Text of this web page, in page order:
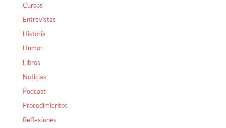
Cursos
Entrevistas
Historia
Humor
Libros
Noticias
Podcast
Procedimientos
Reflexiones